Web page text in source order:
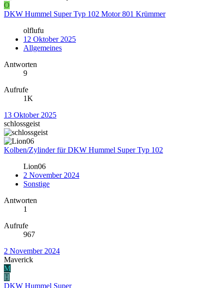
O
DKW Hummel Super Typ 102 Motor 801 Krümmer
olflufu
12 Oktober 2025
Allgemeines
Antworten
9
Aufrufe
1K
13 Oktober 2025
schlossgeist
Kolben/Zylinder für DKW Hummel Super Typ 102
Lion06
2 November 2024
Sonstige
Antworten
1
Aufrufe
967
2 November 2024
Maverick
M
H
DKW Hummel Super